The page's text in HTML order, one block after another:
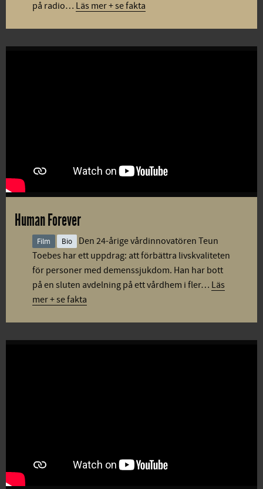
på radio… Läs mer + se fakta
Human Forever
Film Bio
Den 24-årige vårdinnovatören Teun
Toebes har ett uppdrag: att förbättra livskvaliteten
för personer med demenssjukdom. Han har bott
på en sluten avdelning på ett vårdhem i fler… Läs
mer + se fakta